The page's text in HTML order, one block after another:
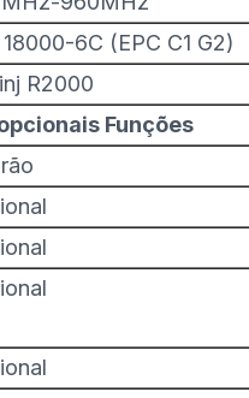
18000-6C (EPC C1 G2)
R2000
Funções